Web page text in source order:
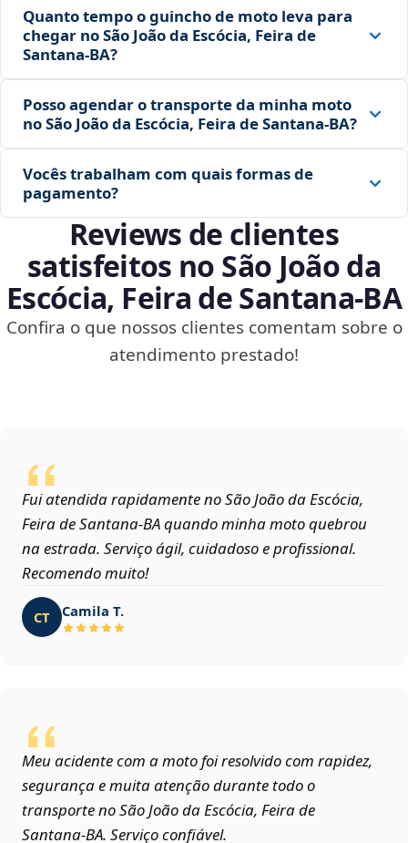
Quanto tempo o guincho de moto leva para
chegar no São João da Escócia, Feira de
Santana‑BA?
Posso agendar o transporte da minha moto
no São João da Escócia, Feira de Santana‑BA?
Vocês trabalham com quais formas de
pagamento?
Reviews de clientes
satisfeitos no São João da
Escócia, Feira de Santana‑BA
Confira o que nossos clientes comentam sobre o
atendimento prestado!
Fui atendida rapidamente no São João da Escócia,
Feira de Santana‑BA quando minha moto quebrou
na estrada. Serviço ágil, cuidadoso e profissional.
Recomendo muito!
CT Camila T.
Meu acidente com a moto foi resolvido com rapidez,
segurança e muita atenção durante todo o
transporte no São João da Escócia, Feira de
Santana‑BA. Serviço confiável.